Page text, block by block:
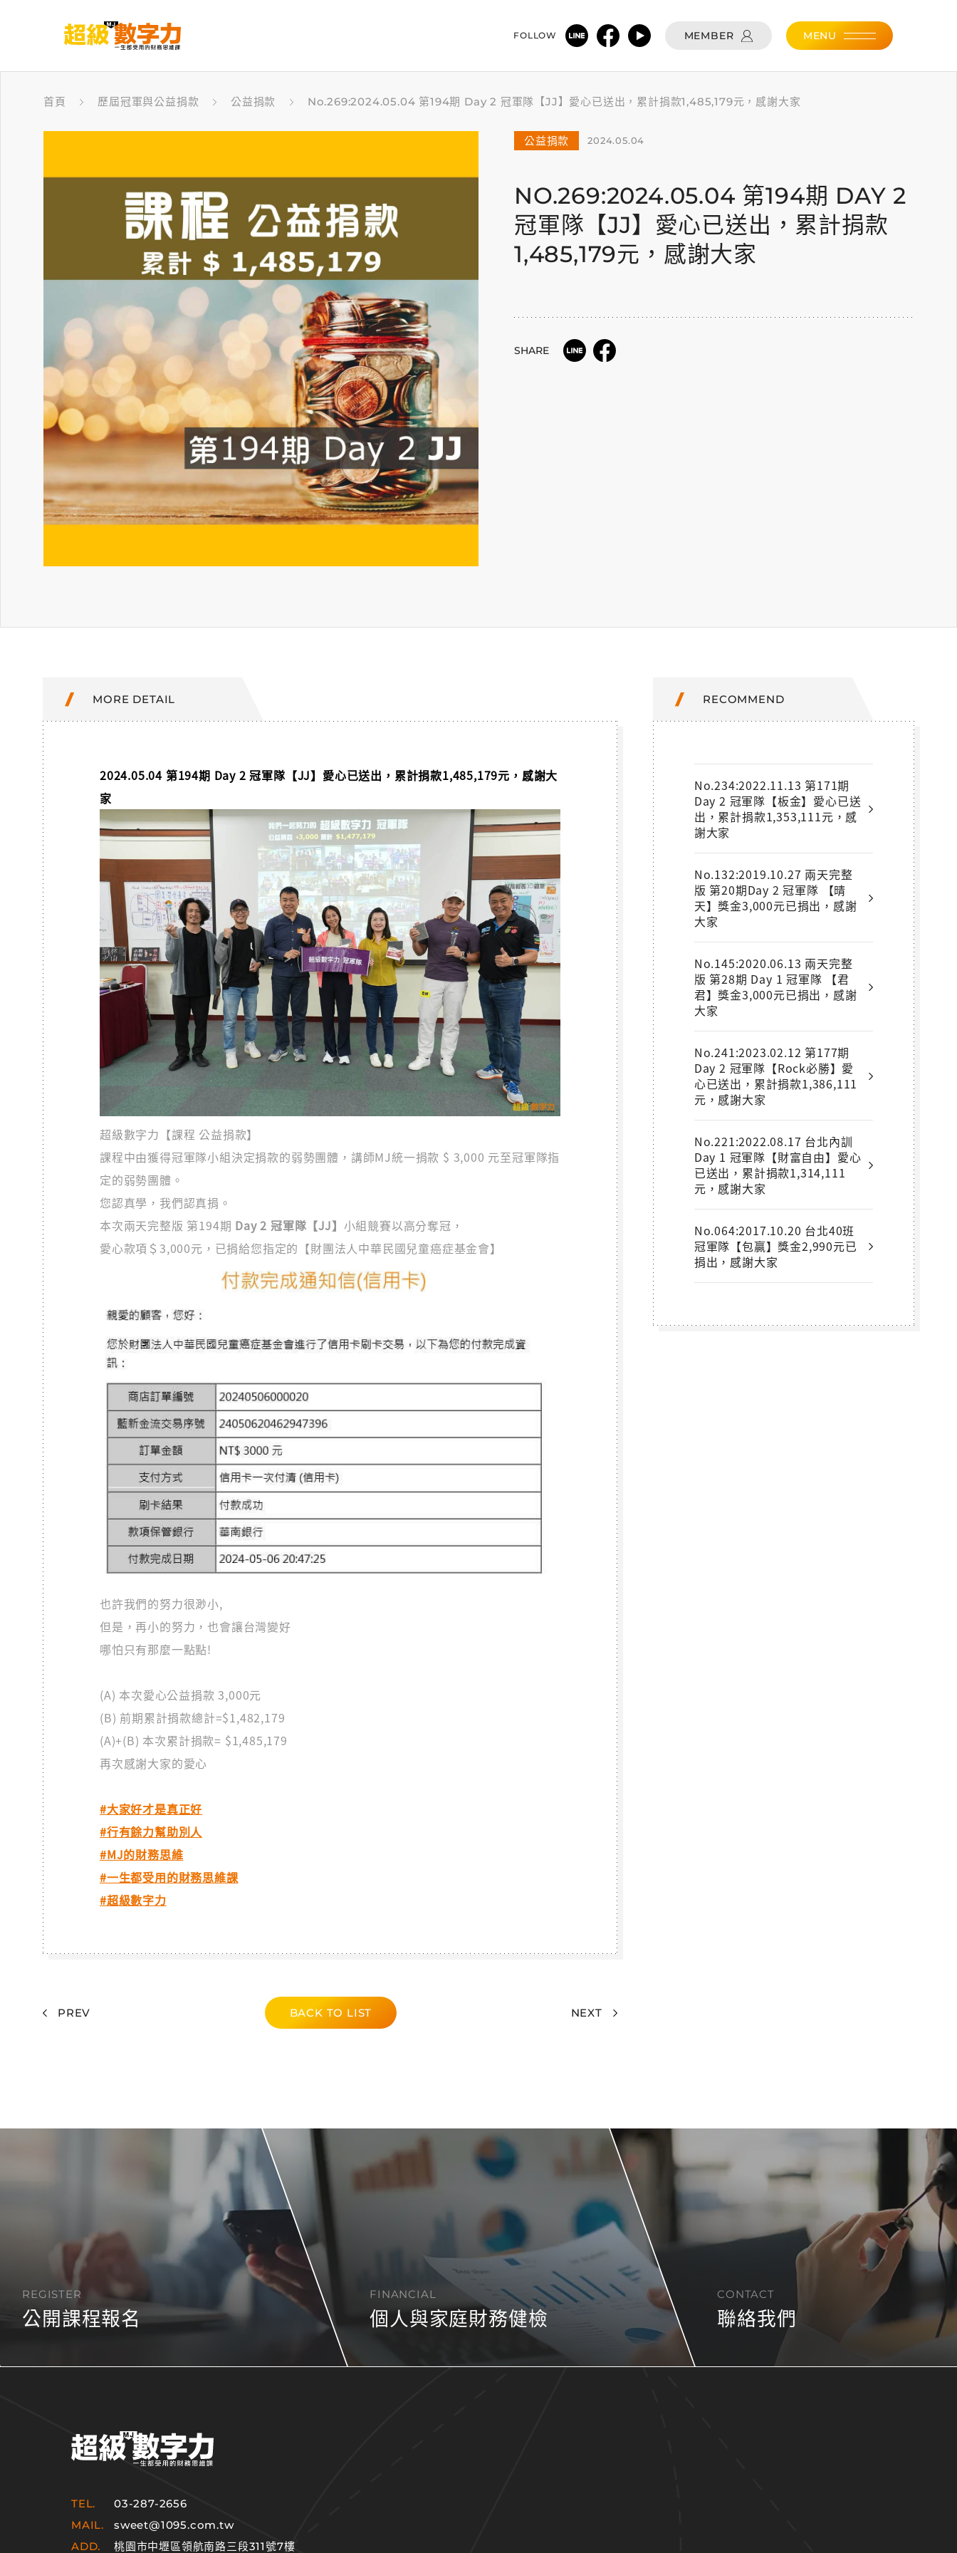
FOLLOW MEMBER MENU
首頁 歷屆冠軍與公益捐款 公益捐款 No.269:2024.05.04 第194期 Day 2 冠軍隊【JJ】愛心已送出，累計捐款1,485,179元，感謝大家
公益捐款 2024.05.04
NO.269:2024.05.04 第194期 DAY 2
冠軍隊【JJ】愛心已送出，累計捐款
1,485,179元，感謝大家
SHARE
MORE DETAIL
2024.05.04 第194期 Day 2 冠軍隊【JJ】愛心已送出，累計捐款1,485,179元，感謝大
家
超級數字力【課程 公益捐款】
課程中由獲得冠軍隊小組決定捐款的弱勢團體，講師MJ統一捐款 $ 3,000 元至冠軍隊指
定的弱勢團體。
您認真學，我們認真捐。
本次兩天完整版 第194期 Day 2 冠軍隊【JJ】 小組競賽以高分奪冠，
愛心款項＄3,000元，已捐給您指定的【財團法人中華民國兒童癌症基金會】
也許我們的努力很渺小,
但是，再小的努力，也會讓台灣變好
哪怕只有那麼一點點!
(A) 本次愛心公益捐款 3,000元
(B) 前期累計捐款總計=$1,482,179
(A)+(B) 本次累計捐款= $1,485,179
再次感謝大家的愛心
#大家好才是真正好
#行有餘力幫助別人
#MJ的財務思維
#一生都受用的財務思維課
#超級數字力
PREV BACK TO LIST NEXT
RECOMMEND
No.234:2022.11.13 第171期
Day 2 冠軍隊【板金】愛心已送
出，累計捐款1,353,111元，感
謝大家
No.132:2019.10.27 兩天完整
版 第20期Day 2 冠軍隊 【晴
天】獎金3,000元已捐出，感謝
大家
No.145:2020.06.13 兩天完整
版 第28期 Day 1 冠軍隊 【君
君】獎金3,000元已捐出，感謝
大家
No.241:2023.02.12 第177期
Day 2 冠軍隊【Rock必勝】愛
心已送出，累計捐款1,386,111
元，感謝大家
No.221:2022.08.17 台北內訓
Day 1 冠軍隊【財富自由】愛心
已送出，累計捐款1,314,111
元，感謝大家
No.064:2017.10.20 台北40班
冠軍隊【包贏】獎金2,990元已
捐出，感謝大家
REGISTER
公開課程報名
FINANCIAL
個人與家庭財務健檢
CONTACT
聯絡我們
TEL.
03-287-2656
MAIL.
sweet@1095.com.tw
ADD.
桃園市中壢區領航南路三段311號7樓